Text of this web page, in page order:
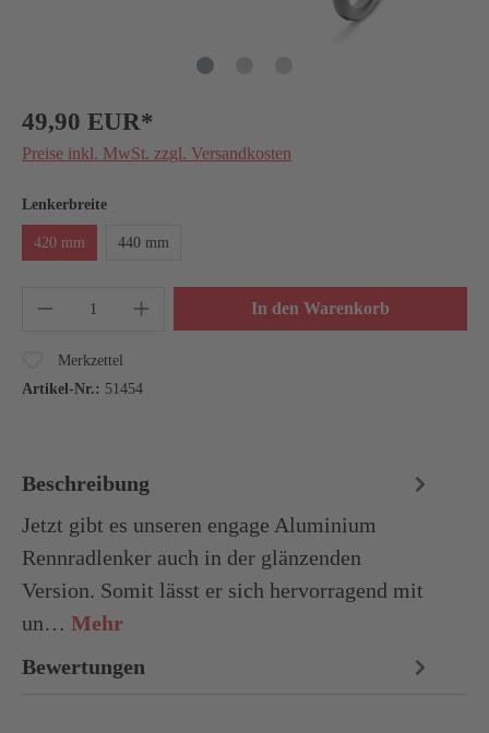
49,90 EUR*
Preise inkl. MwSt. zzgl. Versandkosten
Lenkerbreite
420 mm 440 mm
In den Warenkorb
Merkzettel
Artikel-Nr.: 51454
Beschreibung
Jetzt gibt es unseren engage Aluminium
Rennradlenker auch in der glänzenden
Version. Somit lässt er sich hervorragend mit
un… Mehr
Bewertungen